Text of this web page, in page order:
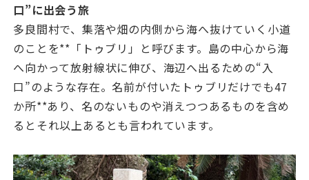
口”に出会う旅
多良間村で、集落や畑の内側から海へ抜けていく小道
のことを**「トゥブリ」と呼びます。島の中心から海
へ向かって放射線状に伸び、海辺へ出るための“入
口”のような存在。名前が付いたトゥブリだけでも47
か所**あり、名のないものや消えつつあるものを含め
るとそれ以上あるとも言われています。